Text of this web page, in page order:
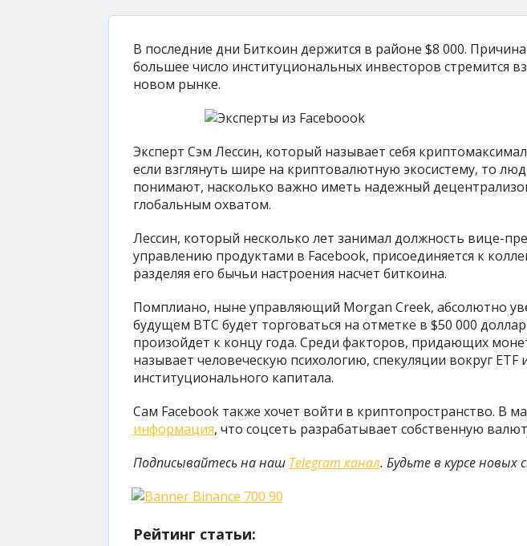
В последние дни Биткоин держится в районе $8 000. Причина
большее число институциональных инвесторов стремится
новом рынке.
Эксперт Сэм Лессин, который называет себя
если взглянуть шире на криптовалютную экосистему, то
понимают, насколько важно иметь надежный
глобальным охватом.
Лессин, который несколько лет занимал должность вице-
управлению продуктами в Facebook, присоединяется к
разделяя его бычьи настроения насчет биткоина.
Помплиано, ныне управляющий Morgan Creek, абсолютно
будущем BTC будет торговаться на отметке в $50 000
произойдет к концу года. Среди факторов, придающих
называет человеческую психологию, спекуляции вокруг ETF
институционального капитала.
Сам Facebook также хочет войти в криптопространство. В
информация, что соцсеть разрабатывает собственную
Подписывайтесь на наш Telegram канал. Будьте в курсе новых
Рейтинг статьи: